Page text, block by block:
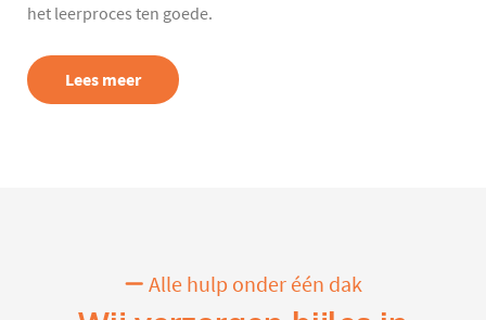
het leerproces ten goede.
Lees meer
Alle hulp onder één dak